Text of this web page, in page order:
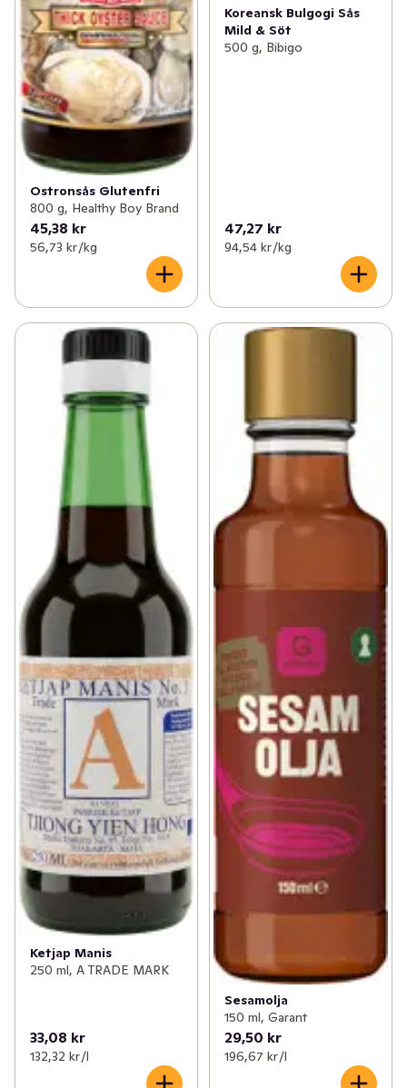
Ostronsås Glutenfri
800 g, Healthy Boy Brand
45,38 kr
56,73 kr /kg
Koreansk Bulgogi Sås
Mild & Söt
500 g, Bibigo
47,27 kr
94,54 kr /kg
Ketjap Manis
250 ml, A TRADE MARK
33,08 kr
132,32 kr /l
Sesamolja
150 ml, Garant
29,50 kr
196,67 kr /l